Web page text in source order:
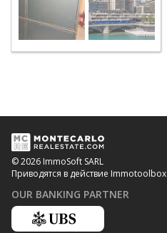
© 2026 ImmoSoft SARL
Приводятся в действие Immotoolbox
OUR BANKING PARTNER